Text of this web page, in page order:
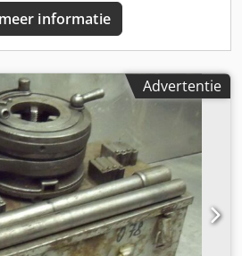
informatie
Advertentie